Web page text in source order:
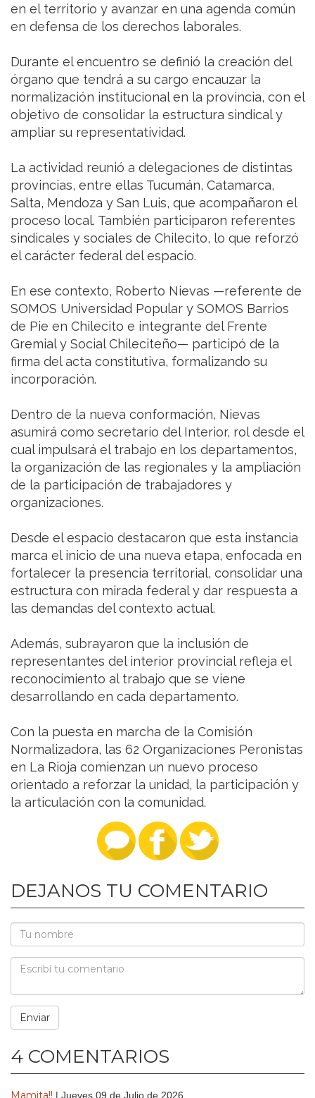
en el territorio y avanzar en una agenda común
en defensa de los derechos laborales.
Durante el encuentro se definió la creación del
órgano que tendrá a su cargo encauzar la
normalización institucional en la provincia, con el
objetivo de consolidar la estructura sindical y
ampliar su representatividad.
La actividad reunió a delegaciones de distintas
provincias, entre ellas Tucumán, Catamarca,
Salta, Mendoza y San Luis, que acompañaron el
proceso local. También participaron referentes
sindicales y sociales de Chilecito, lo que reforzó
el carácter federal del espacio.
En ese contexto, Roberto Nievas —referente de
SOMOS Universidad Popular y SOMOS Barrios
de Pie en Chilecito e integrante del Frente
Gremial y Social Chileciteño— participó de la
firma del acta constitutiva, formalizando su
incorporación.
Dentro de la nueva conformación, Nievas
asumirá como secretario del Interior, rol desde el
cual impulsará el trabajo en los departamentos,
la organización de las regionales y la ampliación
de la participación de trabajadores y
organizaciones.
Desde el espacio destacaron que esta instancia
marca el inicio de una nueva etapa, enfocada en
fortalecer la presencia territorial, consolidar una
estructura con mirada federal y dar respuesta a
las demandas del contexto actual.
Además, subrayaron que la inclusión de
representantes del interior provincial refleja el
reconocimiento al trabajo que se viene
desarrollando en cada departamento.
Con la puesta en marcha de la Comisión
Normalizadora, las 62 Organizaciones Peronistas
en La Rioja comienzan un nuevo proceso
orientado a reforzar la unidad, la participación y
la articulación con la comunidad.
DEJANOS TU COMENTARIO
4 COMENTARIOS
Mamita!! | Jueves 09 de Julio de 2026